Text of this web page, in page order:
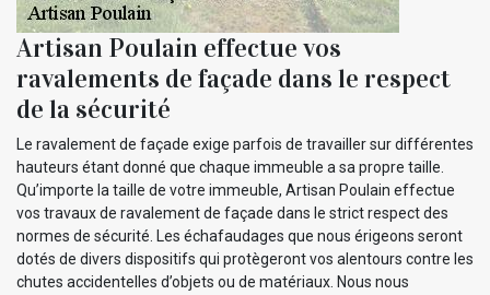
Artisan Poulain effectue vos
ravalements de façade dans le respect
de la sécurité
Le ravalement de façade exige parfois de travailler sur différentes
hauteurs étant donné que chaque immeuble a sa propre taille.
Qu’importe la taille de votre immeuble, Artisan Poulain effectue
vos travaux de ravalement de façade dans le strict respect des
normes de sécurité. Les échafaudages que nous érigeons seront
dotés de divers dispositifs qui protègeront vos alentours contre les
chutes accidentelles d’objets ou de matériaux. Nous nous